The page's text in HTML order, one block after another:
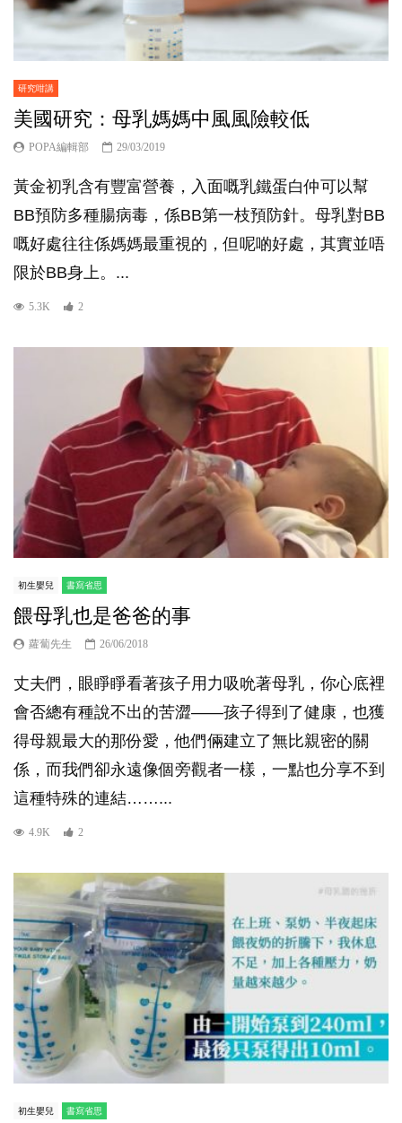
研究咁講
美國研究：母乳媽媽中風風險較低
POPA編輯部 29/03/2019
黃金初乳含有豐富營養，入面嘅乳鐵蛋白仲可以幫
BB預防多種腸病毒，係BB第一枝預防針。母乳對BB
嘅好處往往係媽媽最重視的，但呢啲好處，其實並唔
限於BB身上。...
5.3K 2
初生嬰兒 書寫省思
餵母乳也是爸爸的事
蘿蔔先生 26/06/2018
丈夫們，眼睜睜看著孩子用力吸吮著母乳，你心底裡
會否總有種說不出的苦澀——孩子得到了健康，也獲
得母親最大的那份愛，他們倆建立了無比親密的關
係，而我們卻永遠像個旁觀者一樣，一點也分享不到
這種特殊的連結……...
4.9K 2
初生嬰兒 書寫省思